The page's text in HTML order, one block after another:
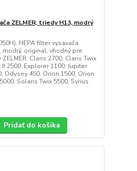
ZELMER, triedy H13, modrý
HEPA filter vysavača
modrý, original, vhodný pre
Claris 2700, Claris Twix
2500, Explorer 1100, Jupiter
Odysey 450, Orion 1500, Orion
Solaris Twix 5500, Syrius
Pridať do košíka